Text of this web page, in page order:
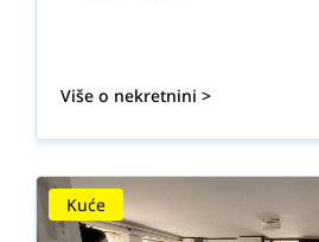
Više o nekretnini >
Kuće